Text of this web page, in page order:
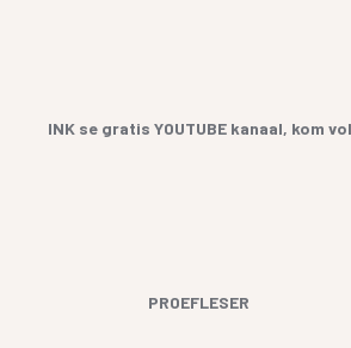
INK se gratis YOUTUBE kanaal, kom
PROEFLESER